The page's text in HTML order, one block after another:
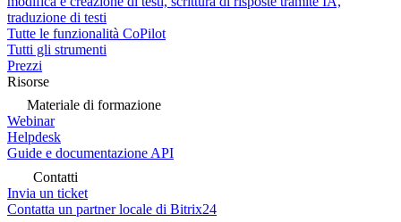
traduzione di testi
Tutte le funzionalità CoPilot
Tutti gli strumenti
Prezzi
Risorse
Materiale di formazione
Webinar
Helpdesk
Guide e documentazione API
Contatti
Invia un ticket
Contatta un partner locale di Bitrix24